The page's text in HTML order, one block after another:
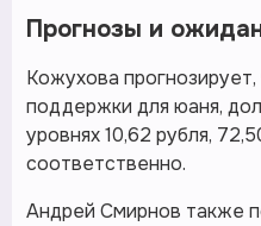
Прогнозы и
Кожухова
поддержки для юаня,
уровнях 10,62 рубля,
соответственно.
Андрей Смирнов также